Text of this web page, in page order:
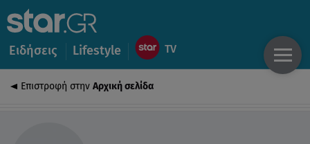
Ειδήσεις Lifestyle
Επιστροφή στην Αρχική σελίδα